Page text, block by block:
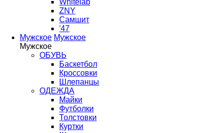
Whitelab
ZNY
Самшит
'47
Мужское Мужское
Мужское
ОБУВЬ
Баскетбол
Кроссовки
Шлепанцы
ОДЕЖДА
Майки
Футболки
Толстовки
Куртки